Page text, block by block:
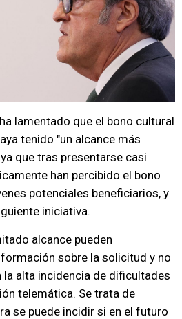
lamentado que el bono cultural
tenido "un alcance más
que tras presentarse casi
han percibido el bono
potenciales beneficiarios, y
iniciativa.
alcance pueden
sobre la solicitud y no
alta incidencia de dificultades
telemática. Se trata de
se puede incidir si en el futuro